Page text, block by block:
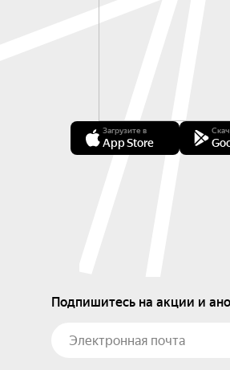
Загрузите в
App Store
Подпишитесь на акции и